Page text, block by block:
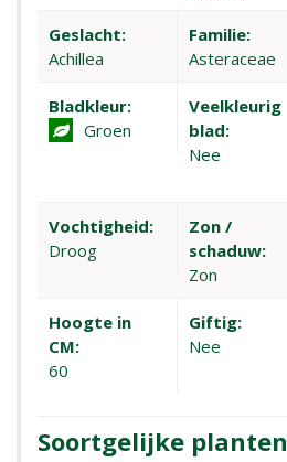
Geslacht:
Achillea
Familie:
Asteraceae
Bladkleur:
Groen
Veelkleurig
blad:
Nee
Vochtigheid:
Droog
Zon /
schaduw:
Zon
Hoogte in
CM:
60
Giftig:
Nee
Soortgelijke planten